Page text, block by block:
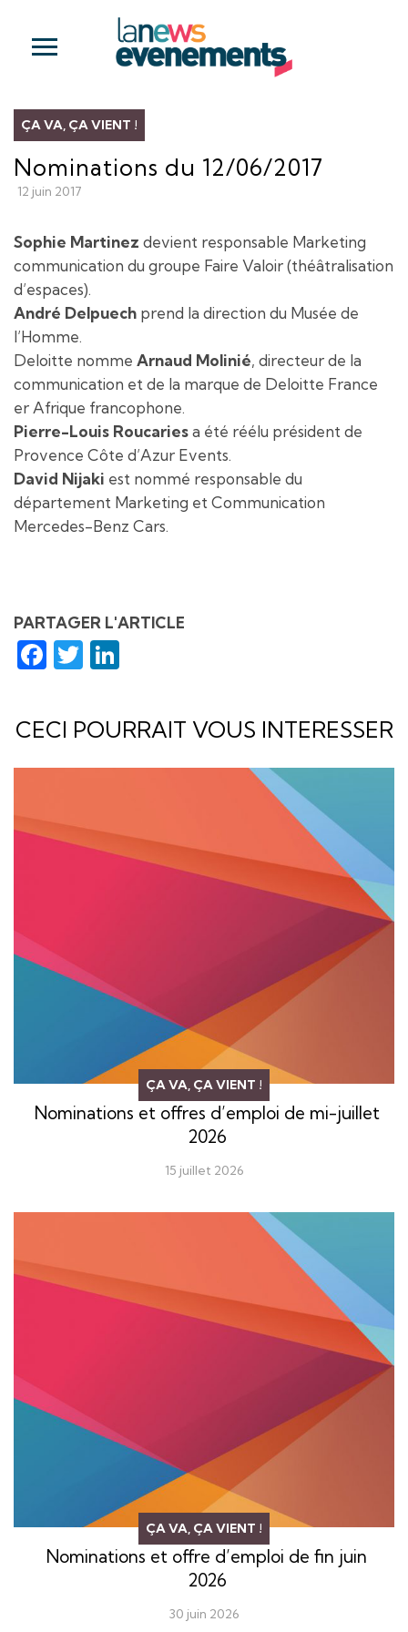
ÇA VA, ÇA VIENT !
Nominations du 12/06/2017
12 juin 2017
Sophie Martinez devient responsable Marketing
communication du groupe Faire Valoir (théâtralisation
d’espaces).
André Delpuech prend la direction du Musée de
l’Homme.
Deloitte nomme Arnaud Molinié, directeur de la
communication et de la marque de Deloitte France
er Afrique francophone.
Pierre-Louis Roucariesa été réélu président de
Provence Côte d’Azur Events.
David Nijaki est nommé responsable du
département Marketing et Communication
Mercedes-Benz Cars.
PARTAGER L'ARTICLE
Facebook
Twitter
CECI POURRAIT VOUS INTERESSER
ÇA VA, ÇA VIENT !
Nominations et offres d’emploi de mi-juillet
2026
15 juillet 2026
ÇA VA, ÇA VIENT !
Nominations et offre d’emploi de fin juin
2026
30 juin 2026